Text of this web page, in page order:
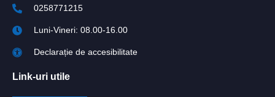
0258771215
Luni-Vineri: 08.00-16.00
Declarație de accesibilitate
Link-uri utile